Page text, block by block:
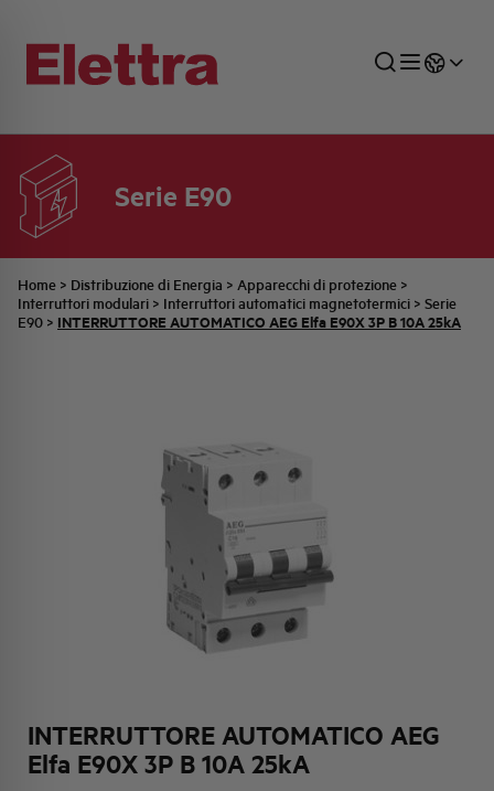
Serie E90
Home > Distribuzione di Energia > Apparecchi di protezione >
Interruttori modulari > Interruttori automatici magnetotermici > Serie
E90 > INTERRUTTORE AUTOMATICO AEG Elfa E90X 3P B 10A 25kA
INTERRUTTORE AUTOMATICO AEG
Elfa E90X 3P B 10A 25kA
SETTORI
INDUSTRIALE
DISTRIBUZIONE DI ENERGIA
AUTOMAZIONE INDUSTRIALE
RETE COMMERCIALE
UFFICIO TECNICO
PREVENTIVAZIONE
COMMESSE QUADRI
AZIENDA
FAMIGLIA BELLINI
IDENTITÀ AZIENDALE
ATTIVITÀ E MERCATI
TUTTE LE NEWS
ULTIME NOTIZIE ISTITUZIONALI
JOB CAREERS
PARTNER